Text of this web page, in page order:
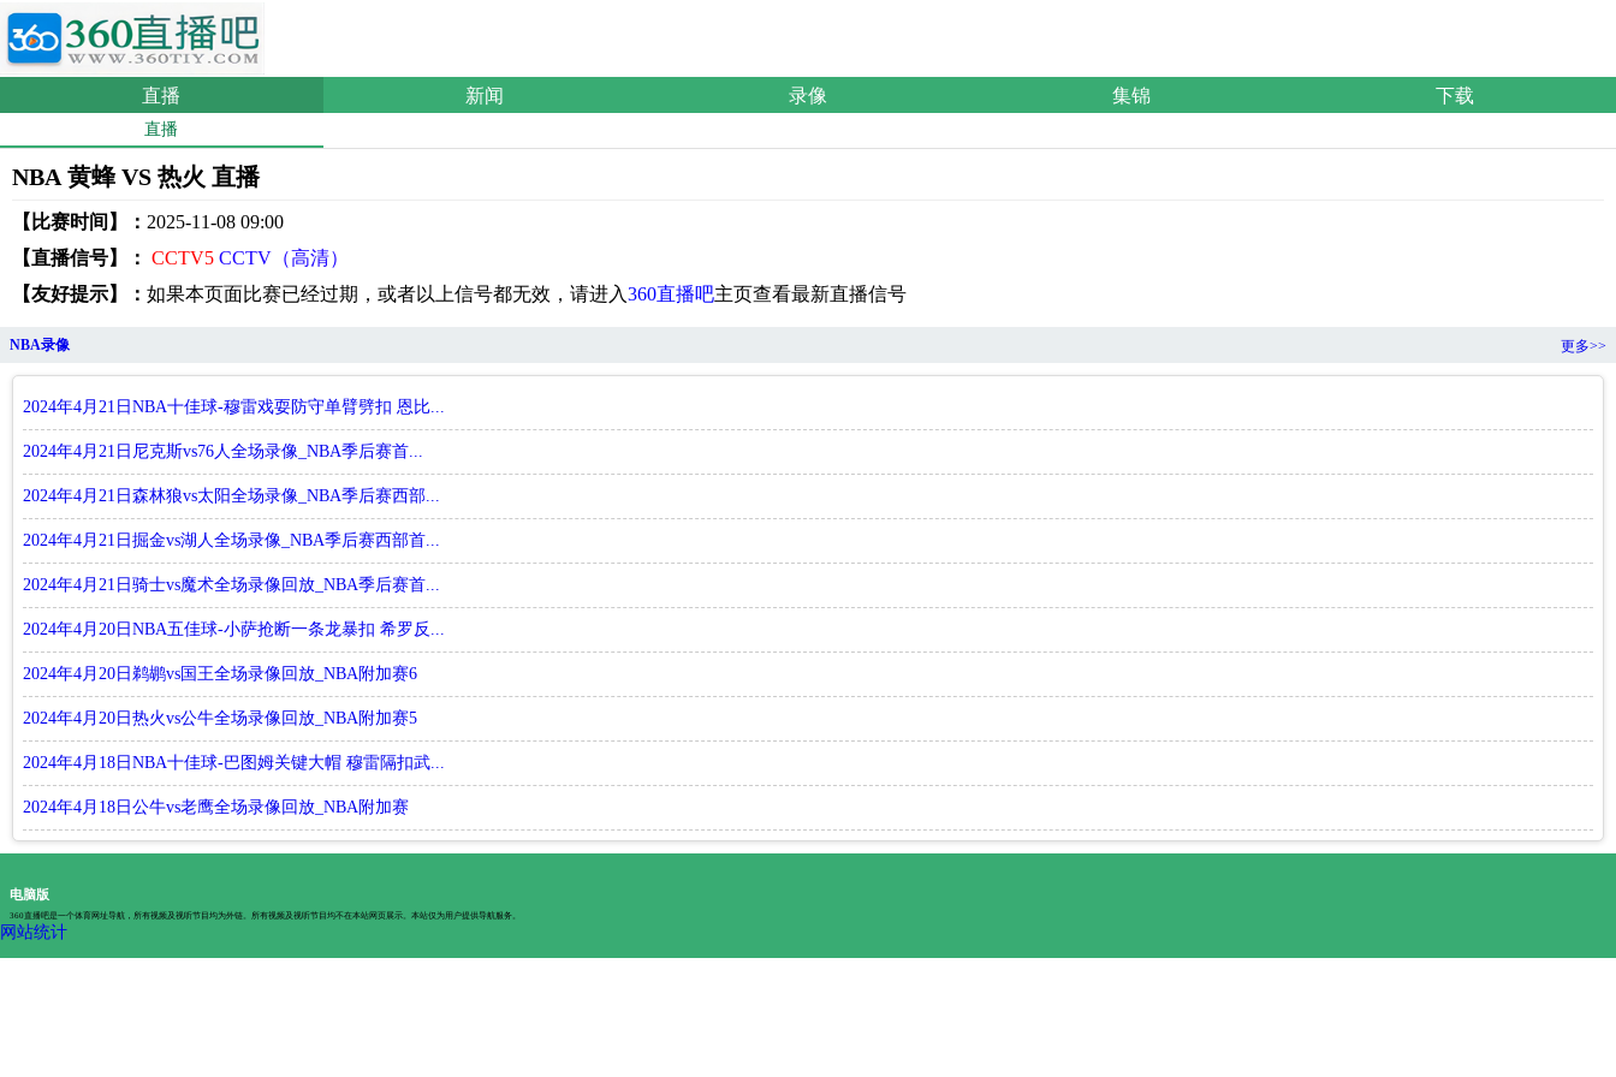
直播 新闻 录像 集锦 下载
直播
NBA 黄蜂 VS 热火 直播
【比赛时间】： 2025-11-08 09:00
【直播信号】： CCTV5 CCTV（高清）
【友好提示】： 如果本页面比赛已经过期，或者以上信号都无效，请进入360直播吧主页查看最新直播信号
NBA录像 更多>>
2024年4月21日NBA十佳球-穆雷戏耍防守单臂劈扣 恩比...
2024年4月21日尼克斯vs76人全场录像_NBA季后赛首...
2024年4月21日森林狼vs太阳全场录像_NBA季后赛西部...
2024年4月21日掘金vs湖人全场录像_NBA季后赛西部首...
2024年4月21日骑士vs魔术全场录像回放_NBA季后赛首...
2024年4月20日NBA五佳球-小萨抢断一条龙暴扣 希罗反...
2024年4月20日鹈鹕vs国王全场录像回放_NBA附加赛6
2024年4月20日热火vs公牛全场录像回放_NBA附加赛5
2024年4月18日NBA十佳球-巴图姆关键大帽 穆雷隔扣武...
2024年4月18日公牛vs老鹰全场录像回放_NBA附加赛
电脑版
360直播吧是一个体育网址导航，所有视频及视听节目均为外链。所有视频及视听节目均不在本站网页展示。本站仅为用户提供导航服务。
网站统计